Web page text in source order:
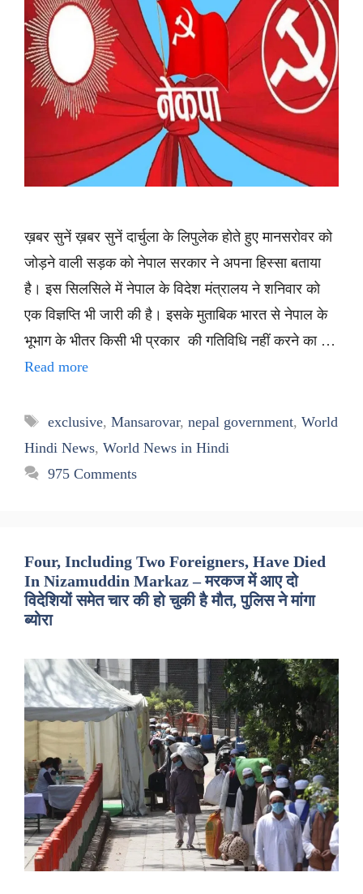
ख़बर सुनें ख़बर सुनें दार्चुला के लिपुलेक होते हुए मानसरोवर को
जोड़ने वाली सड़क को नेपाल सरकार ने अपना हिस्सा बताया
है। इस सिलसिले में नेपाल के विदेश मंत्रालय ने शनिवार को
एक विज्ञप्ति भी जारी की है। इसके मुताबिक भारत से नेपाल के
भूभाग के भीतर किसी भी प्रकार की गतिविधि नहीं करने का …
Read more
Tags
exclusive, Mansarovar, nepal government, World
Hindi News, World News in Hindi
975 Comments
Four, Including Two Foreigners, Have Died
In Nizamuddin Markaz – मरकज में आए दो
विदेशियों समेत चार की हो चुकी है मौत, पुलिस ने मांगा
ब्योरा